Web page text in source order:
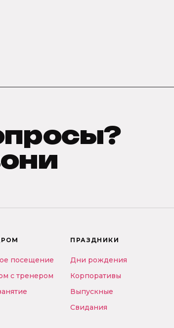
посещение
с тренером
ПРАЗДНИКИ
Дни рождения
Корпоративы
Выпускные
Свидания